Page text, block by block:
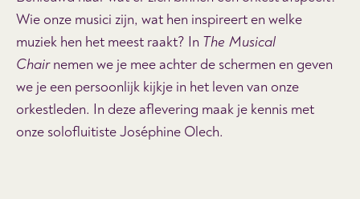
Wie onze musici zijn, wat hen inspireert en welke
muziek hen het meest raakt? In The Musical
Chairnemen we je mee achter de schermen en geven
we je een persoonlijk kijkje in het leven van onze
orkestleden. In deze aflevering maak je kennis met
onze solofluitiste Joséphine Olech.